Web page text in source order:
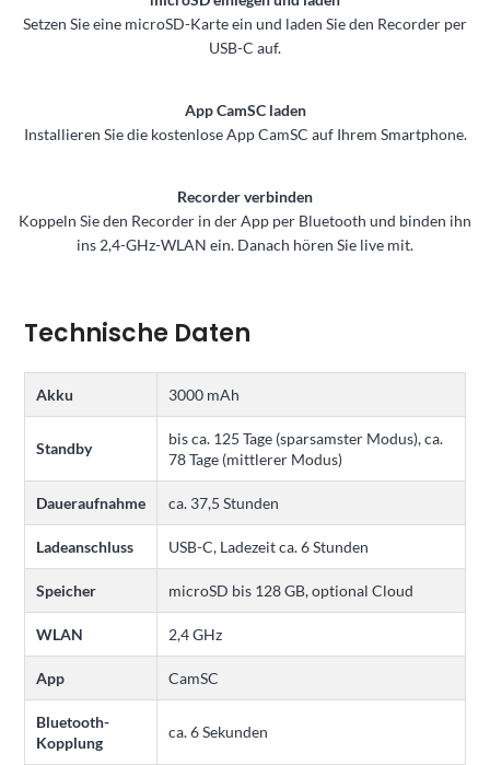
Setzen Sie eine microSD-Karte ein und laden Sie den Recorder per
USB-C auf.
App CamSC laden
Installieren Sie die kostenlose App CamSC auf Ihrem Smartphone.
Recorder verbinden
Koppeln Sie den Recorder in der App per Bluetooth und binden ihn
ins 2,4-GHz-WLAN ein. Danach hören Sie live mit.
Technische Daten
Akku 3000 mAh
Standby
bis ca. 125 Tage (sparsamster Modus), ca.
78 Tage (mittlerer Modus)
Daueraufnahme ca. 37,5 Stunden
Ladeanschluss USB-C, Ladezeit ca. 6 Stunden
Speicher microSD bis 128 GB, optional Cloud
WLAN 2,4 GHz
App CamSC
Bluetooth-
Kopplung
ca. 6 Sekunden